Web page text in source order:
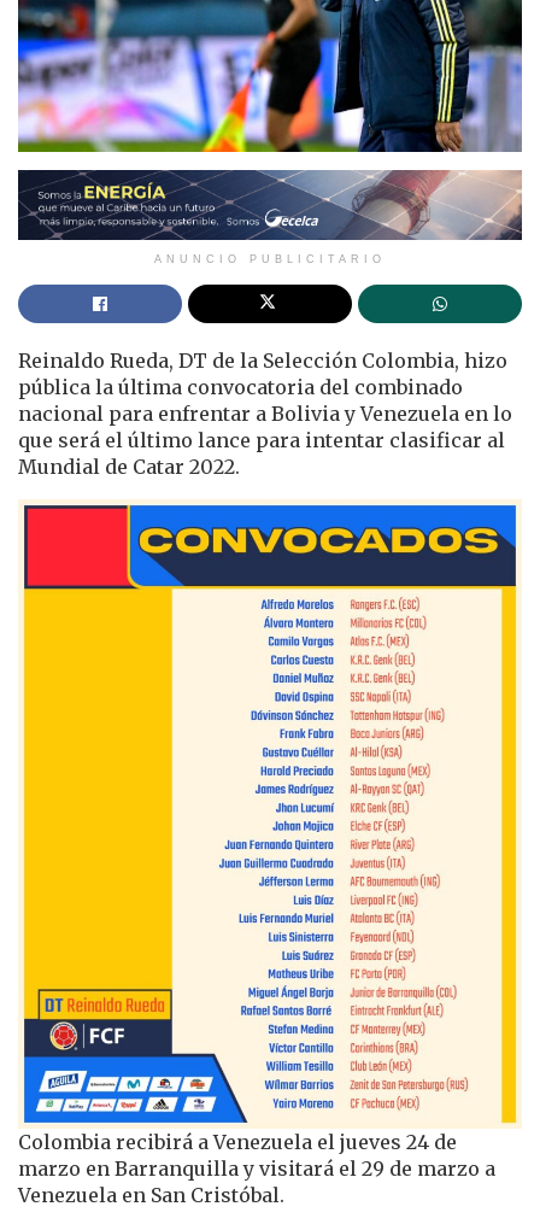
ANUNCIO PUBLICITARIO
Reinaldo Rueda, DT de la Selección Colombia, hizo
pública la última convocatoria del combinado
nacional para enfrentar a Bolivia y Venezuela en lo
que será el último lance para intentar clasificar al
Mundial de Catar 2022.
Colombia recibirá a Venezuela el jueves 24 de
marzo en Barranquilla y visitará el 29 de marzo a
Venezuela en San Cristóbal.